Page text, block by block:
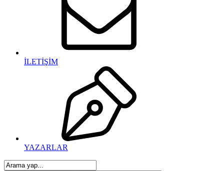
İLETİŞİM
YAZARLAR